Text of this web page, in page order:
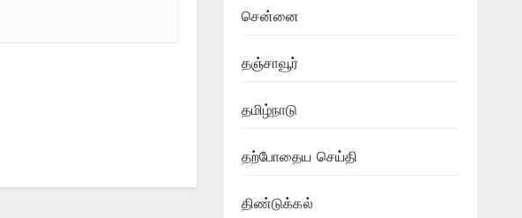
சென்னை
தஞ்சாவூர்
தமிழ்நாடு
தற்போதைய செய்தி
திண்டுக்கல்